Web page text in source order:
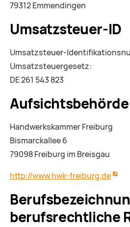
79312 Emmendingen
Umsatzsteuer-ID
Umsatzsteuer-
Umsatzsteuergesetz:
DE 261 543 823
Aufsichtsbehörde
Handwerkskammer Freiburg
Bismarckallee 6
79098 Freiburg im Breisgau
http://www.hwk-freiburg.de
berufsrechtliche